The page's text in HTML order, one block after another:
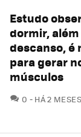
Estudo
dormir,
descanso, é
para gerar
músculos
0 COMENTÁRIOS
HÁ 2 MESES